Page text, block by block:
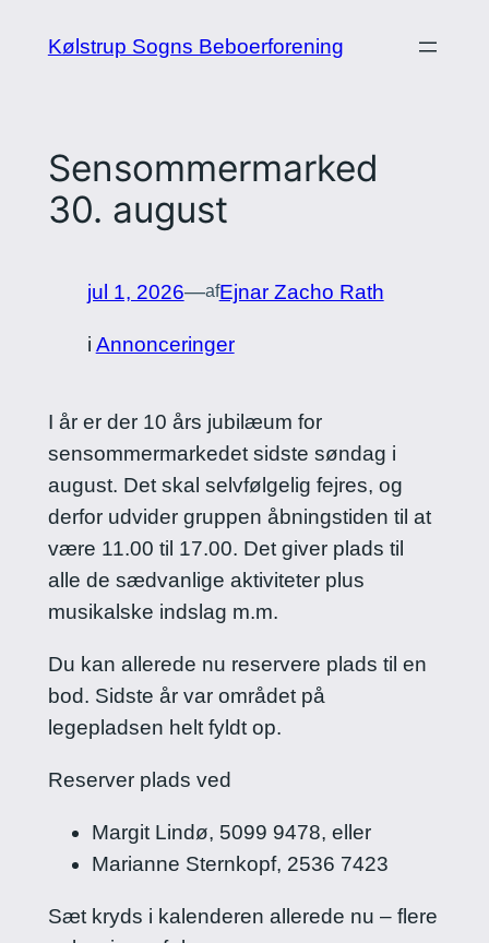
Kølstrup Sogns Beboerforening
Sensommermarked
30. august
jul 1, 2026—afEjnar Zacho Rath
i Annonceringer
I år er der 10 års jubilæum for
sensommermarkedet sidste søndag i
august. Det skal selvfølgelig fejres, og
derfor udvider gruppen åbningstiden til at
være 11.00 til 17.00. Det giver plads til
alle de sædvanlige aktiviteter plus
musikalske indslag m.m.
Du kan allerede nu reservere plads til en
bod. Sidste år var området på
legepladsen helt fyldt op.
Reserver plads ved
Margit Lindø, 5099 9478, eller
Marianne Sternkopf, 2536 7423
Sæt kryds i kalenderen allerede nu – flere